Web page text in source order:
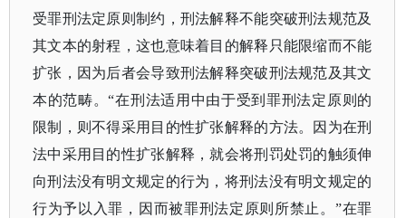
受罪刑法定原则制约，刑法解释不能突破刑法规范及
其文本的射程，这也意味着目的解释只能限缩而不能
扩张，因为后者会导致刑法解释突破刑法规范及其文
本的范畴。“在刑法适用中由于受到罪刑法定原则的
限制，则不得采用目的性扩张解释的方法。因为在刑
法中采用目的性扩张解释，就会将刑罚处罚的触须伸
向刑法没有明文规定的行为，将刑法没有明文规定的
行为予以入罪，因而被罪刑法定原则所禁止。”在罪